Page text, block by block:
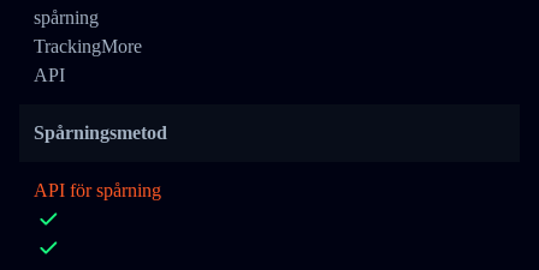
spårning
TrackingMore
API
Spårningsmetod
API för spårning